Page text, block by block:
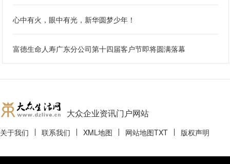
心中有火，眼中有光，新华圆梦少年！
富德生命人寿广东分公司第十四届客户节即将圆满落幕
大众企业资讯门户网站
关于我们 联系我们 XML地图 网站地图TXT 版权声明